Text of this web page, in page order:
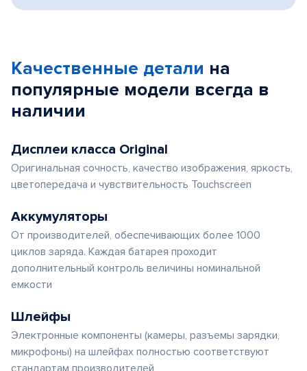
Качественные детали на
популярные модели всегда в
наличии
Дисплеи класса Original
Оригинальная сочность, качество изображения, яркость,
цветопередача и чувствительность Touchscreen
Аккумуляторы
От производителей, обеспечивающих более 1000
циклов заряда. Каждая батарея проходит
дополнительный контроль величины номинальной
емкости
Шлейфы
Электронные компоненты (камеры, разъемы зарядки,
микрофоны) на шлейфах полностью соответствуют
стандартам производителей